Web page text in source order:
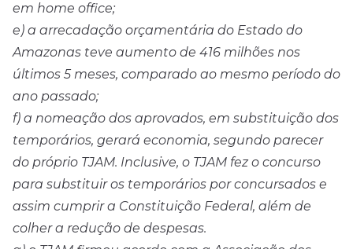
em home office;
e) a arrecadação orçamentária do Estado do
Amazonas teve aumento de 416 milhões nos
últimos 5 meses, comparado ao mesmo período do
ano passado;
f) a nomeação dos aprovados, em substituição dos
temporários, gerará economia, segundo parecer
do próprio TJAM. Inclusive, o TJAM fez o concurso
para substituir os temporários por concursados e
assim cumprir a Constituição Federal, além de
colher a redução de despesas.